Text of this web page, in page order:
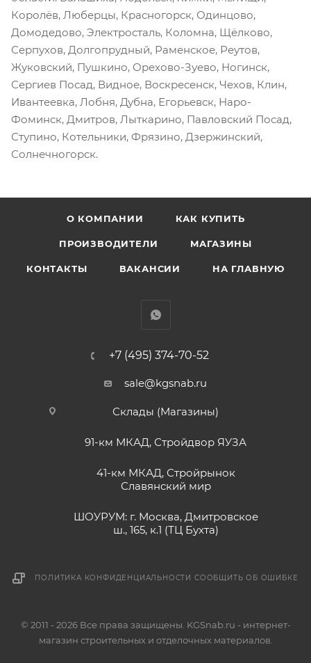
Королёв, Люберцы, Красногорск, Одинцово,
Домодедово, Электросталь, Коломна, Щёлково,
Серпухов, Долгопрудный, Раменское, Реутов,
Жуковский, Пушкино, Орехово-Зуево, Ногинск,
Сергиев Посад, Видное, Воскресенск, Чехов, Клин,
Ивантеевка, Лобня, Дубна, Егорьевск, Наро-
Фоминск, Дмитров, Лыткарино, Павловский Посад,
Ступино, Котельники, Фрязино, Дзержинский,
Солнечногорск.
О КОМПАНИИ КАК КУПИТЬ
ПРОИЗВОДИТЕЛИ МАГАЗИНЫ
КОНТАКТЫ ВАКАНСИИ НА ГЛАВНУЮ
+7 (495) 374-70-52
sale@kgsnab.ru
Склады (Магазины)
91-км МКАД, Стройдвор ЯУЗА
41-км МКАД, Стройрынок
Славянский мир
ШОУРУМ: г. Москва, Дмитровское
ш., 165, к.1 (ТЦ Бухта)
ПОЛИТИКА КОНФИДЕНЦИАЛЬНОСТИ СООБЩИТЬ ОБ ОШИБКЕ
© 2011 - 2026 Все права защищены. KGSnab.ru - интернет-
магазин строительных и отделочных материалов.